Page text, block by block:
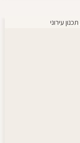
תכנון עירוני